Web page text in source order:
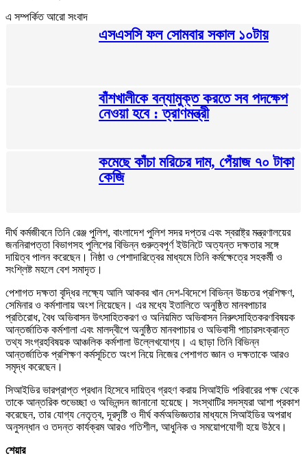
এ সম্পর্কিত আরো সংবাদ
এসএসসি ফল সোমবার সকাল ১০টায়
বাঁশখালীকে বন্যামুক্ত করতে সব পদক্ষেপ
নেওয়া হবে : ত্রাণমন্ত্রী
কমেছে কাঁচা মরিচের দাম, পেঁয়াজ ৭০ টাকা
কেজি
দীর্ঘ কর্মজীবনে তিনি রেঞ্জ পুলিশ, বাংলাদেশ পুলিশ সদর দপ্তর এবং স্বরাষ্ট্র মন্ত্রণালয়ের
জননিরাপত্তা বিভাগসহ পুলিশের বিভিন্ন গুরুত্বপূর্ণ ইউনিটে অত্যন্ত দক্ষতার সঙ্গে
দায়িত্ব পালন করেছেন। নিষ্ঠা ও পেশাদারিত্বের মাধ্যমে তিনি কর্মক্ষেত্রে সহকর্মী ও
সংশ্লিষ্ট মহলে বেশ সমাদৃত।
পেশাগত দক্ষতা বৃদ্ধির লক্ষ্যে আলি আকবর খান দেশ-বিদেশে বিভিন্ন উচ্চতর প্রশিক্ষণ,
সেমিনার ও কর্মশালায় অংশ নিয়েছেন। এর মধ্যে ইতালিতে অনুষ্ঠিত মানবপাচার
প্রতিরোধ, বৈধ অভিবাসন উৎসাহিতকরণ ও অনিয়মিত অভিবাসন নিরুৎসাহিতকরণবিষয়ক
আন্তর্জাতিক কর্মশালা এবং মালদ্বীপে অনুষ্ঠিত মানবপাচার ও অভিবাসী পাচারসংক্রান্ত
তথ্য সংগ্রহবিষয়ক আঞ্চলিক কর্মশালা উল্লেখযোগ্য। এ ছাড়া তিনি বিভিন্ন
আন্তর্জাতিক প্রশিক্ষণ কর্মসূচিতে অংশ নিয়ে নিজের পেশাগত জ্ঞান ও দক্ষতাকে আরও
সমৃদ্ধ করেছেন।
সিআইডির ভারপ্রাপ্ত প্রধান হিসেবে দায়িত্ব গ্রহণ করায় সিআইডি পরিবারের পক্ষ থেকে
তাকে আন্তরিক শুভেচ্ছা ও অভিনন্দন জানানো হয়েছে। সংস্থাটির সদস্যরা আশা প্রকাশ
করেছেন, তার যোগ্য নেতৃত্ব, দূরদৃষ্টি ও দীর্ঘ কর্মঅভিজ্ঞতার মাধ্যমে সিআইডির অপরাধ
অনুসন্ধান ও তদন্ত কার্যক্রম আরও গতিশীল, আধুনিক ও সময়োপযোগী হয়ে উঠবে।
শেয়ার